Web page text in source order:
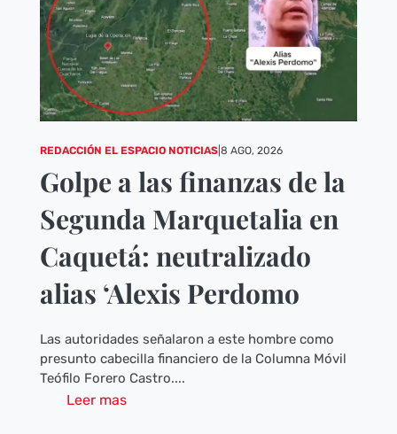
REDACCIÓN EL ESPACIO NOTICIAS| 8 AGO, 2026
Golpe a las finanzas de la
Segunda Marquetalia en
Caquetá: neutralizado
alias ‘Alexis Perdomo
Las autoridades señalaron a este hombre como
presunto cabecilla financiero de la Columna Móvil
Teófilo Forero Castro....
Leer mas